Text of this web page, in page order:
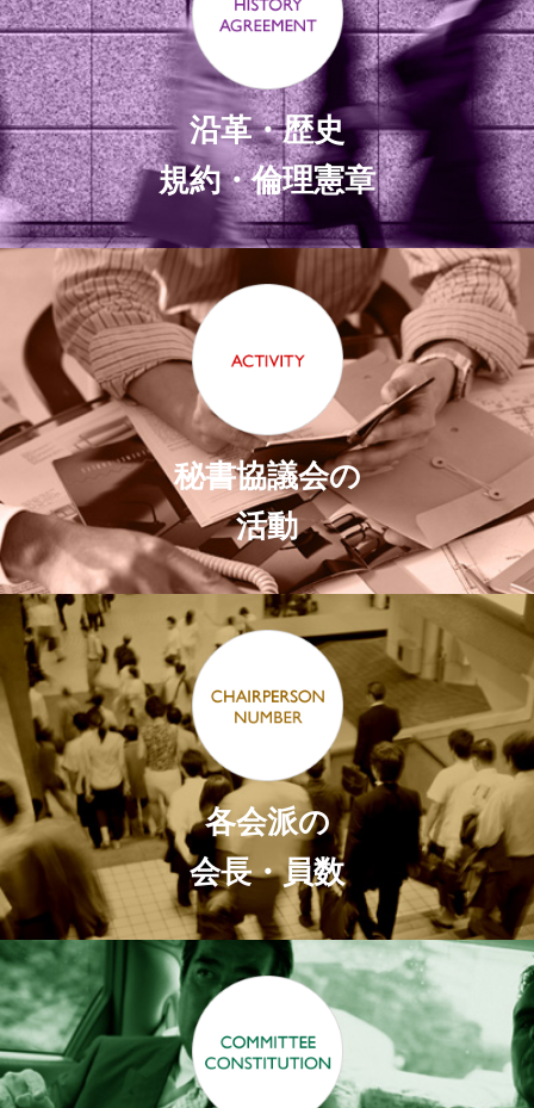
沿革・歴史
規約・倫理憲章
秘書協議会の
活動
各会派の
会長・員数